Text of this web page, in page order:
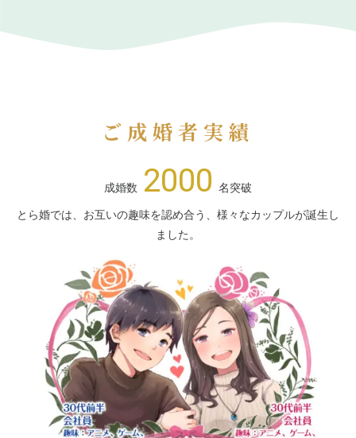
ご成婚者実績
成婚数 2000 名突破
とら婚では、お互いの趣味を認め合う、様々なカップルが誕生し
ました。